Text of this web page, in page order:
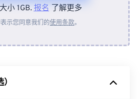
备
Google Drive
小 1GB.报名了解更多
示您同意我们的使用条款。